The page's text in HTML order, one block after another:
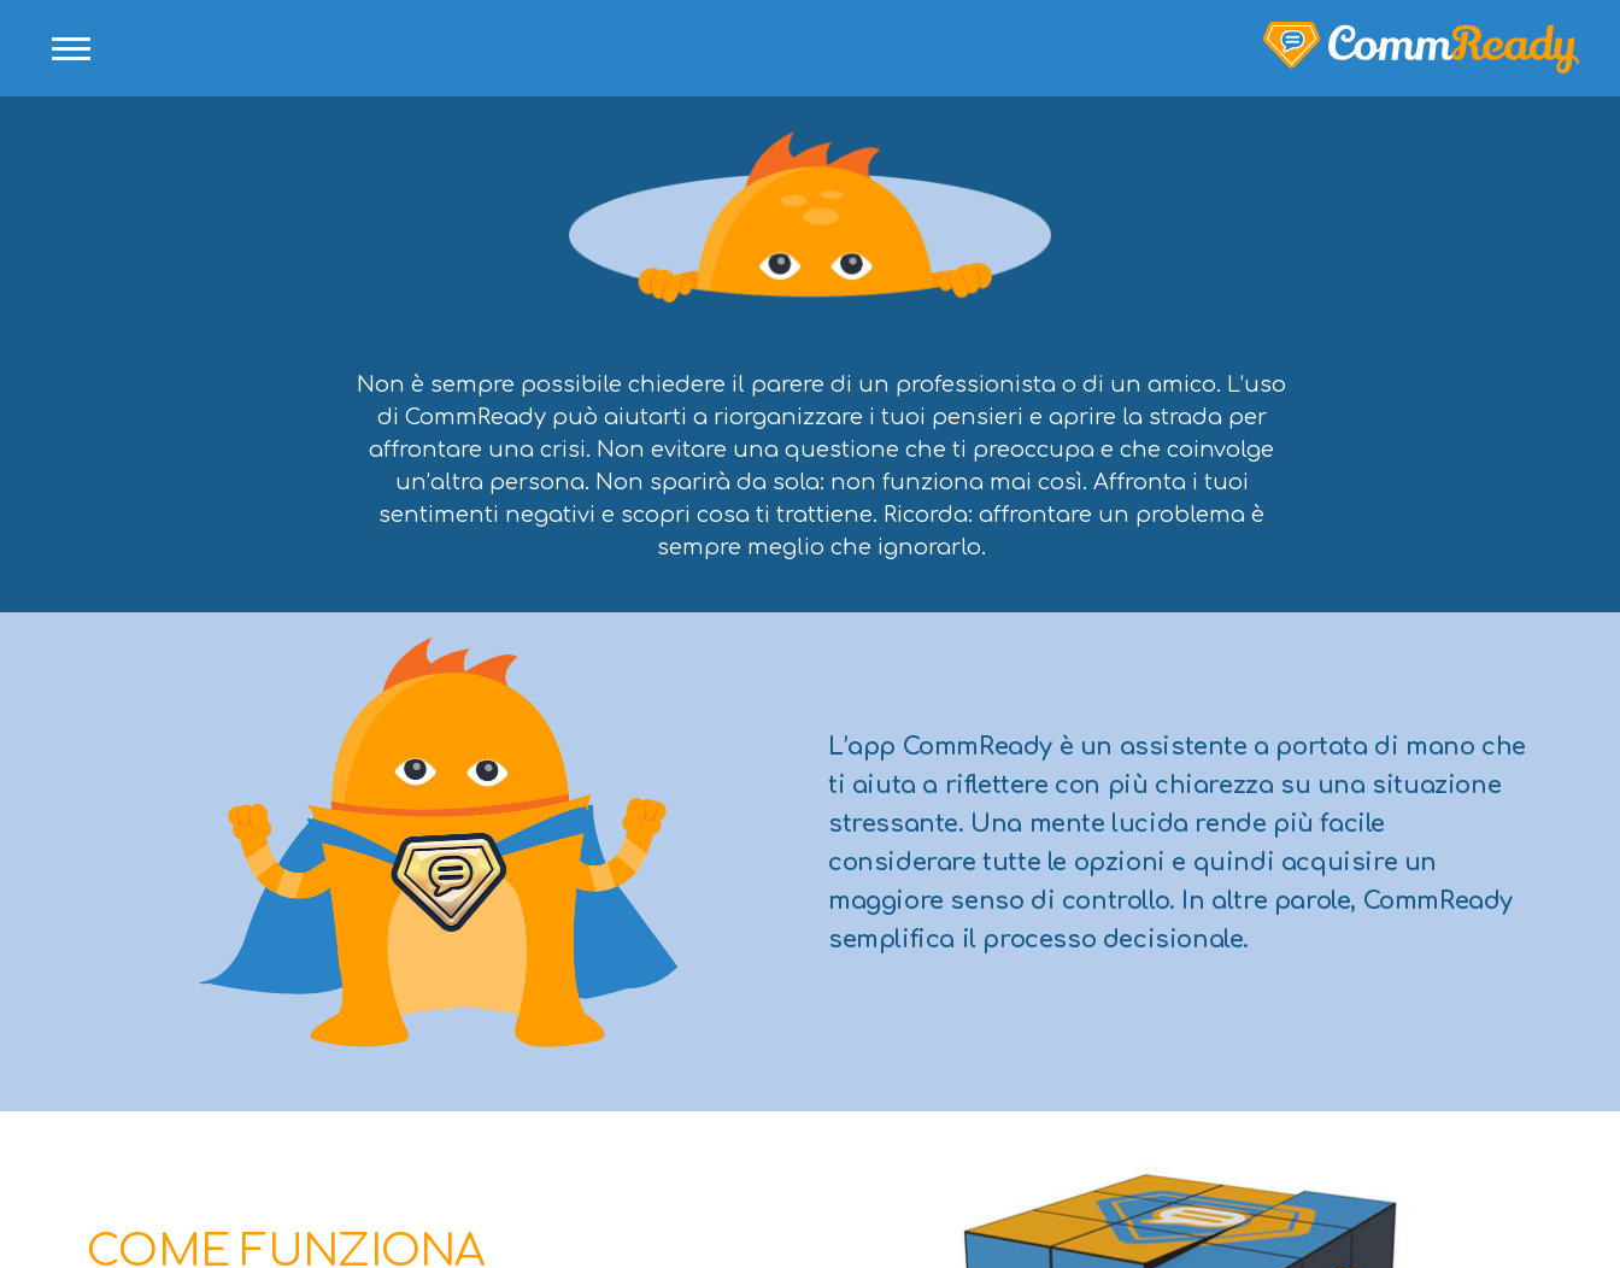
Non è sempre possibile chiedere il parere di un professionista o di un amico. L’uso
di CommReady può aiutarti a riorganizzare i tuoi pensieri e aprire la strada per
affrontare una crisi. Non evitare una questione che ti preoccupa e che coinvolge
un’altra persona. Non sparirà da sola: non funziona mai così. Affronta i tuoi
sentimenti negativi e scopri cosa ti trattiene. Ricorda: affrontare un problema è
sempre meglio che ignorarlo.
L’app CommReady è un assistente a portata di mano che
ti aiuta a riflettere con più chiarezza su una situazione
stressante. Una mente lucida rende più facile
considerare tutte le opzioni e quindi acquisire un
maggiore senso di controllo. In altre parole, CommReady
semplifica il processo decisionale.
COME FUNZIONA